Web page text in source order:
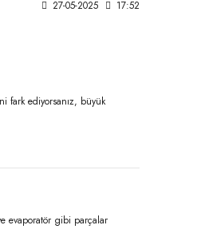
27-05-2025 17:52
fark ediyorsanız, büyük
evaporatör gibi parçalar